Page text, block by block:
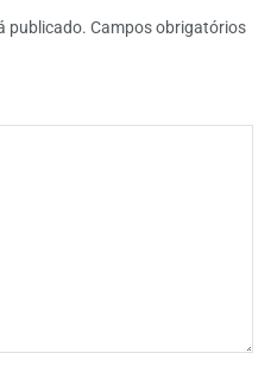
publicado. Campos obrigatórios